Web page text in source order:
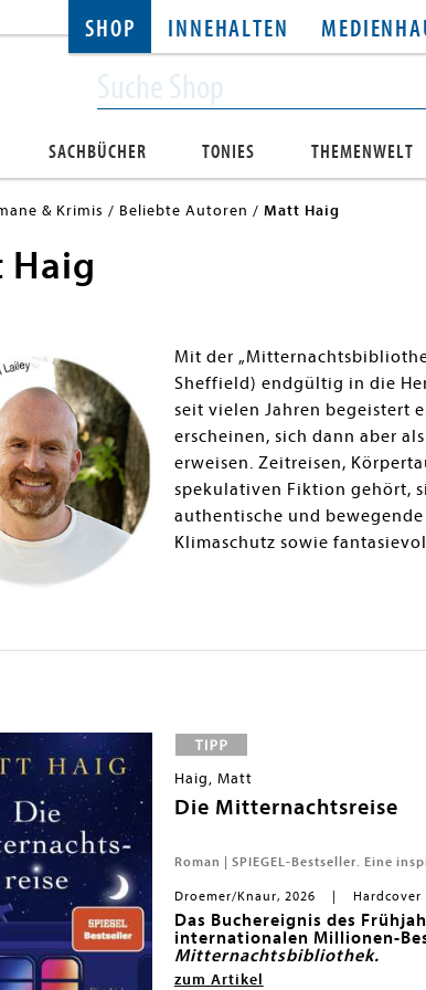
SHOP INNEHALTEN
SACHBÜCHER TONIES THEMENWELT
& Krimis Beliebte Autoren Matt Haig
Haig
Mit der
Sheffield) endgültig in die
seit vielen Jahren begeistert
erscheinen, sich dann aber
erweisen. Zeitreisen,
spekulativen Fiktion gehört,
authentische und
Klimaschutz sowie
Haig, Matt
Die Mitternachtsreise
Roman | SPIEGEL-Bestseller. Eine
Droemer/Knaur, 2026 Hardcover
Das Buchereignis des
internationalen Millionen-
Mitternachtsbibliothek.
Stell dir vor, dein Leben
zum Artikel